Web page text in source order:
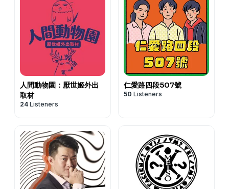
人間動物園：厭世姬外出
取材
24 Listeners
仁愛路四段507號
50 Listeners